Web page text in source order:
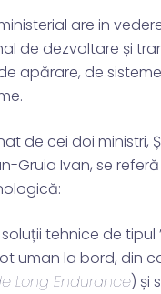
are in
de dezvoltare și
apărare, de
de cei doi ministri,
Gruia Ivan, se
tehnice de
uman la bord, din
Long Endurance) și